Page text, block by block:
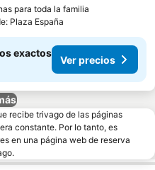
para toda la familia
Plaza España
exactos
Ver precios
recibe trivago de las páginas
constante. Por lo tanto, es
en una página web de reserva